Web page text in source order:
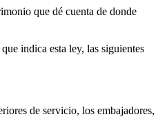
que dé cuenta de donde
indica esta ley, las siguientes
de servicio, los embajadores,